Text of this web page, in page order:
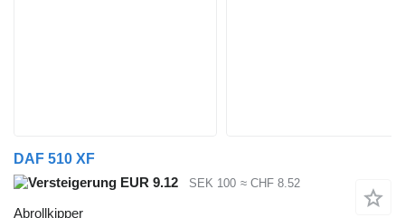
DAF 510 XF
EUR 9.12
SEK 100 ≈ CHF 8.52
Abrollkipper